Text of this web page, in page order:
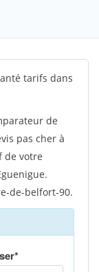
tarifs dans
de
pas cher à
de votre
de-belfort-90.